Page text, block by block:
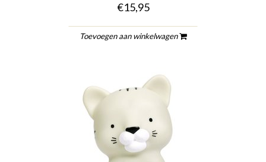
€15,95
Toevoegen aan winkelwagen